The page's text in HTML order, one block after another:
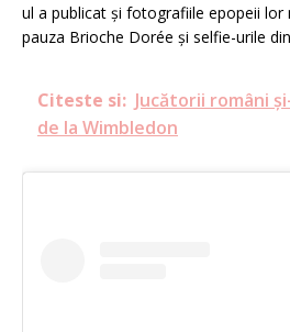
ul a publicat și fotografiile epopeii lor
pauza Brioche Dorée și selfie-urile
Citeste si: Jucătorii români
de la Wimbledon